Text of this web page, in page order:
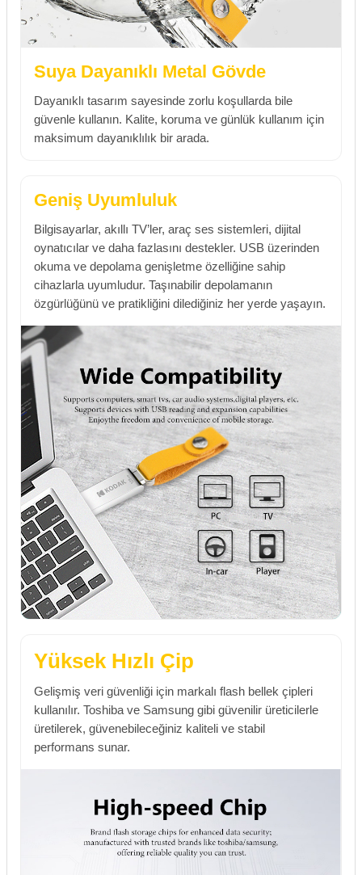
Suya Dayanıklı Metal Gövde
Dayanıklı tasarım sayesinde zorlu koşullarda bile
güvenle kullanın. Kalite, koruma ve günlük kullanım için
maksimum dayanıklılık bir arada.
Geniş Uyumluluk
Bilgisayarlar, akıllı TV’ler, araç ses sistemleri, dijital
oynatıcılar ve daha fazlasını destekler. USB üzerinden
okuma ve depolama genişletme özelliğine sahip
cihazlarla uyumludur. Taşınabilir depolamanın
özgürlüğünü ve pratikliğini dilediğiniz her yerde yaşayın.
Yüksek Hızlı Çip
Gelişmiş veri güvenliği için markalı flash bellek çipleri
kullanılır. Toshiba ve Samsung gibi güvenilir üreticilerle
üretilerek, güvenebileceğiniz kaliteli ve stabil
performans sunar.